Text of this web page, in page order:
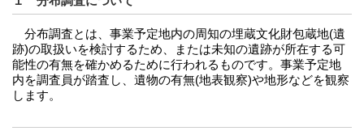
分布調査とは、事業予定地内の周知の埋蔵文化財包蔵地(遺
跡)の取扱いを検討するため、または未知の遺跡が所在する可
能性の有無を確かめるために行われるものです。事業予定地
内を調査員が踏査し、遺物の有無(地表観察)や地形などを観察
します。